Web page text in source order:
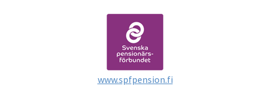
www.spfpension.fi